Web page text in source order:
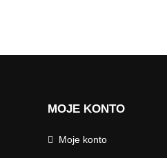
MOJE KONTO
Moje konto